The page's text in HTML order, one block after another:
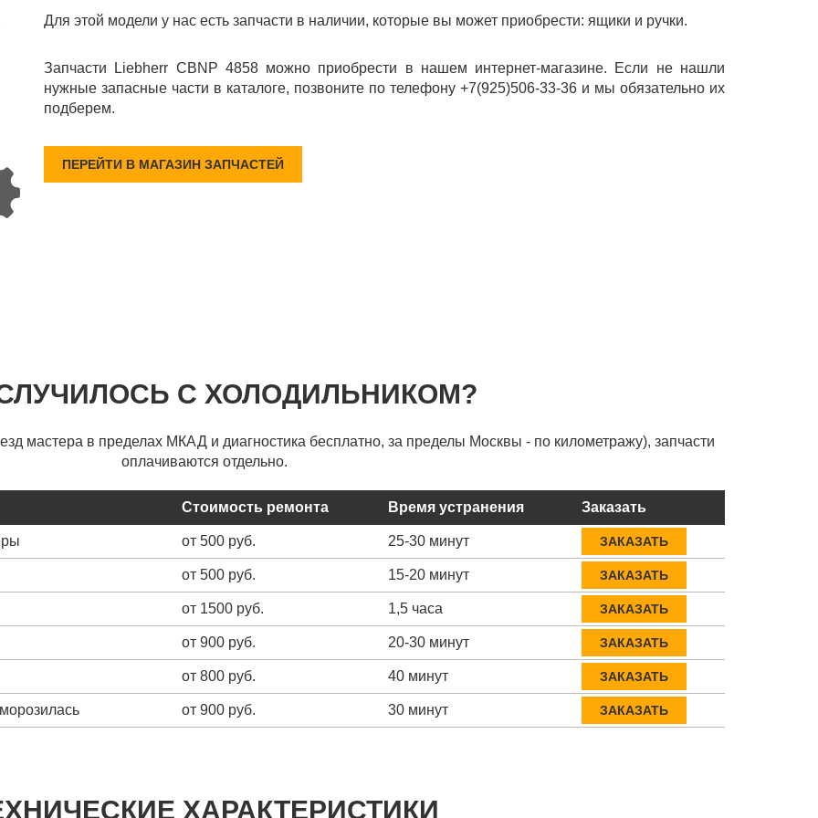
Для этой модели у нас есть запчасти в наличии, которые вы может приобрести: ящики и ручки.
Запчасти Liebherr CBNP 4858 можно приобрести в нашем интернет-магазине. Если не нашли
нужные запасные части в каталоге, позвоните по телефону +7(925)506-33-36 и мы обязательно их
подберем.
ПЕРЕЙТИ В МАГАЗИН ЗАПЧАСТЕЙ
С ХОЛОДИЛЬНИКОМ?
мастера в пределах МКАД и диагностика бесплатно, за пределы Москвы - по километражу), запчасти
оплачиваются отдельно.
Стоимость ремонта Время устранения Заказать
от 500 руб. 25-30 минут ЗАКАЗАТЬ
от 500 руб. 15-20 минут ЗАКАЗАТЬ
от 1500 руб. 1,5 часа ЗАКАЗАТЬ
от 900 руб. 20-30 минут ЗАКАЗАТЬ
от 800 руб. 40 минут ЗАКАЗАТЬ
от 900 руб. 30 минут ЗАКАЗАТЬ
ХАРАКТЕРИСТИКИ